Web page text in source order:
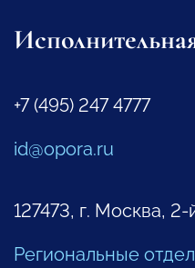
+7 (495) 247 4777
id@opora.ru
127473, г. Москва,
Региональные